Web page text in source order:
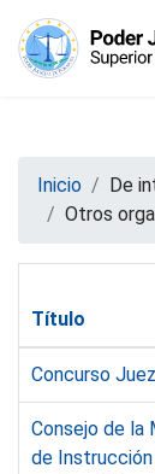
Inicio
De
Otros
Título
Concurso
Consejo de la
de